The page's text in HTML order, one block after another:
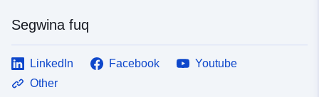
Segwina fuq
LinkedIn Facebook
Youtube
Other